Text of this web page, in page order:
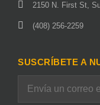
2150 N. First St,
(408) 256-2259
SUSCRÍBETE A